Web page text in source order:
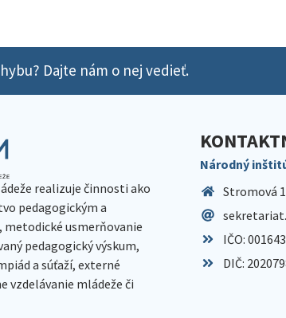
Dajte nám o nej vedieť.
realizuje činnosti ako
pedagogickým a
usmerňovanie
pedagogický výskum,
a súťaží, externé
vzdelávanie mládeže či
Národný
Stromová
IČO:
DIČ: